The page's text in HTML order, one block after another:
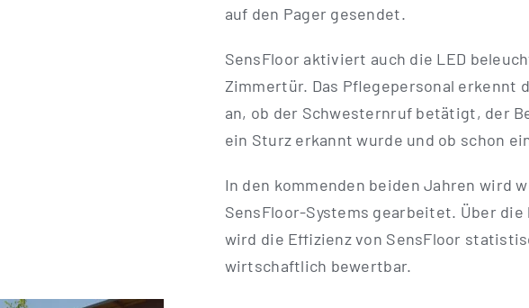
auf den Pager gesendet.
Sen­s­Flo­or akti­viert auch die LED
Zim­mer­tür. Das Pfle­ge­per­so­nal erkennt
an, ob der Schwes­tern­ruf betä­tigt, der
ein Sturz erkannt wur­de und ob schon
In den kom­men­den bei­den Jah­ren wird
Sen­s­F­lo­or-Sys­­tems gear­bei­tet. Über
wird die Effi­zi­enz von Sen­s­Flo­or
wirt­schaft­lich bewertbar.